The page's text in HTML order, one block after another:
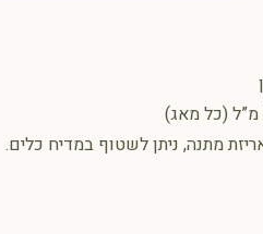
מתנה, ניתן לשטוף במדיח כלים.